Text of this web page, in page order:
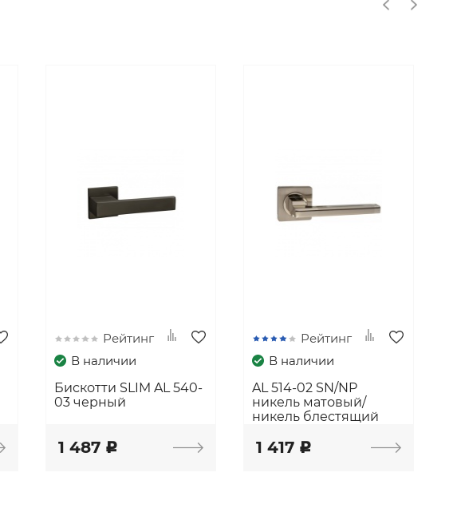
Рейтинг
В наличии
Бискотти SLIM AL 540-
03 черный
1 487 c
Рейтинг
В наличии
AL 514-02 SN/NP
никель матовый/
никель блестящий
1 417 c